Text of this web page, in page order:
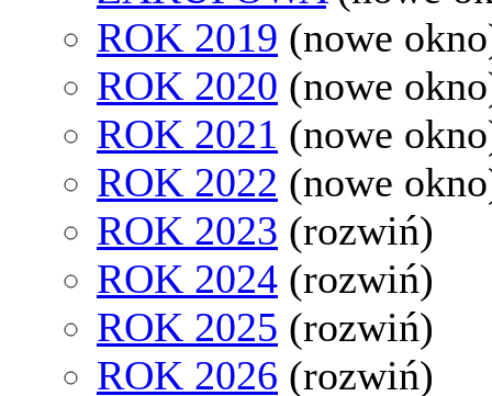
ROK 2019 (nowe
ROK 2020 (nowe
ROK 2021 (nowe
ROK 2022 (nowe
ROK 2023 (rozwiń)
ROK 2024 (rozwiń)
ROK 2025 (rozwiń)
ROK 2026 (rozwiń)